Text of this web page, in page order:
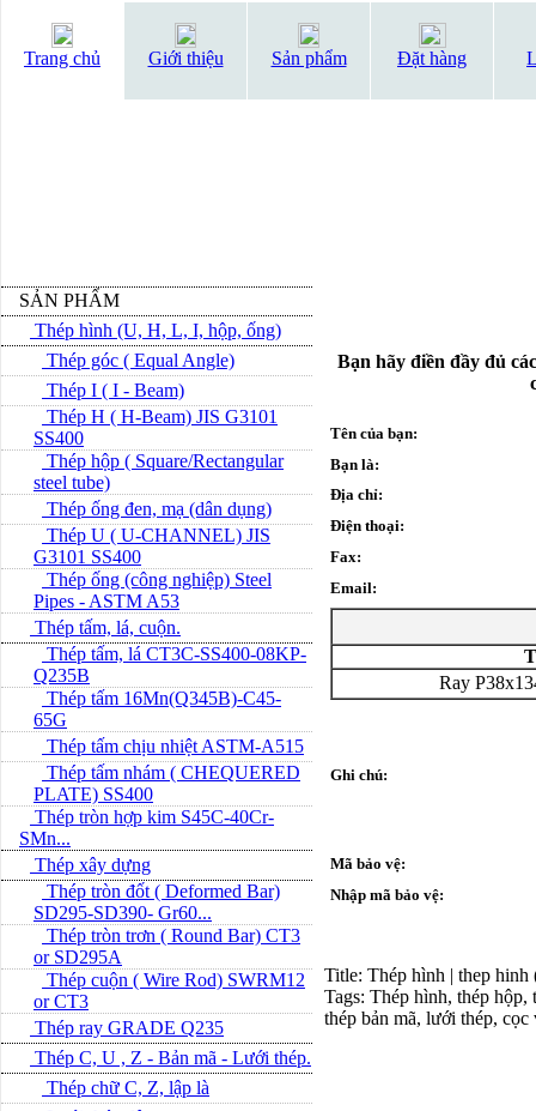
Trang chủ Giới thiệu Sản phẩm Đặt hàng
SẢN PHẨM
Thép hình (U, H, L, I, hộp, ống)
Thép góc ( Equal Angle)
Thép I ( I - Beam)
Thép H ( H-Beam) JIS G3101
SS400
Thép hộp ( Square/Rectangular
steel tube)
Thép ống đen, mạ (dân dụng)
Thép U ( U-CHANNEL) JIS
G3101 SS400
Thép ống (công nghiệp) Steel
Pipes - ASTM A53
Thép tấm, lá, cuộn.
Thép tấm, lá CT3C-SS400-08KP-
Q235B
Thép tấm 16Mn(Q345B)-C45-
65G
Thép tấm chịu nhiệt ASTM-A515
Thép tấm nhám ( CHEQUERED
PLATE) SS400
Thép tròn hợp kim S45C-40Cr-
SMn...
Thép xây dựng
Thép tròn đốt ( Deformed Bar)
SD295-SD390- Gr60...
Thép tròn trơn ( Round Bar) CT3
or SD295A
Thép cuộn ( Wire Rod) SWRM12
or CT3
Thép ray GRADE Q235
Thép C, U , Z - Bản mã - L­ưới thép.
Thép chữ C, Z, lập là
Bạn hãy điền đầy đủ
Tên của bạn:
Bạn là:
Địa chỉ:
Điện thoại:
Fax:
Email:
Ray
Ghi chú:
Mã bảo vệ:
Nhập mã bảo vệ:
Title: Thép hình | thep
Tags: Thép hình, thép hộp,
thép bản mã, lưới thép, cọc